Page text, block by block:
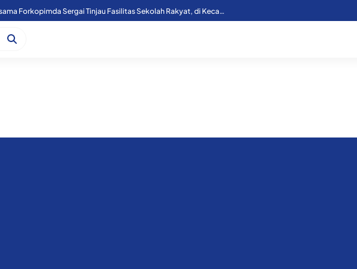
Kapoolres Sergai Bersama Forkopimda Sergai Tinjau Fasilitas Sekolah Rakyat, di Kecamatan Firdaus.